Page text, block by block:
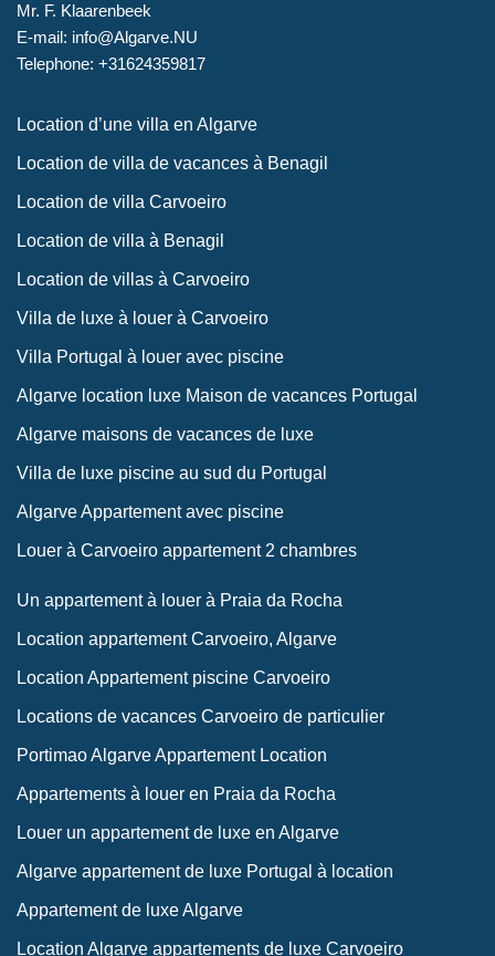
Mr. F. Klaarenbeek
E-mail: info@Algarve.NU
Telephone: +31624359817
Location d’une villa en Algarve
Location de villa de vacances à Benagil
Location de villa Carvoeiro
Location de villa à Benagil
Location de villas à Carvoeiro
Villa de luxe à louer à Carvoeiro
Villa Portugal à louer avec piscine
Algarve location luxe Maison de vacances Portugal
Algarve maisons de vacances de luxe
Villa de luxe piscine au sud du Portugal
Algarve Appartement avec piscine
Louer à Carvoeiro appartement 2 chambres
Un appartement à louer à Praia da Rocha
Location appartement Carvoeiro, Algarve
Location Appartement piscine Carvoeiro
Locations de vacances Carvoeiro de particulier
Portimao Algarve Appartement Location
Appartements à louer en Praia da Rocha
Louer un appartement de luxe en Algarve
Algarve appartement de luxe Portugal à location
Appartement de luxe Algarve
Location Algarve appartements de luxe Carvoeiro